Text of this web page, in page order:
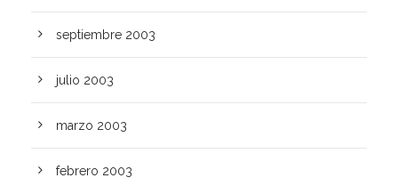
septiembre 2003
julio 2003
marzo 2003
febrero 2003